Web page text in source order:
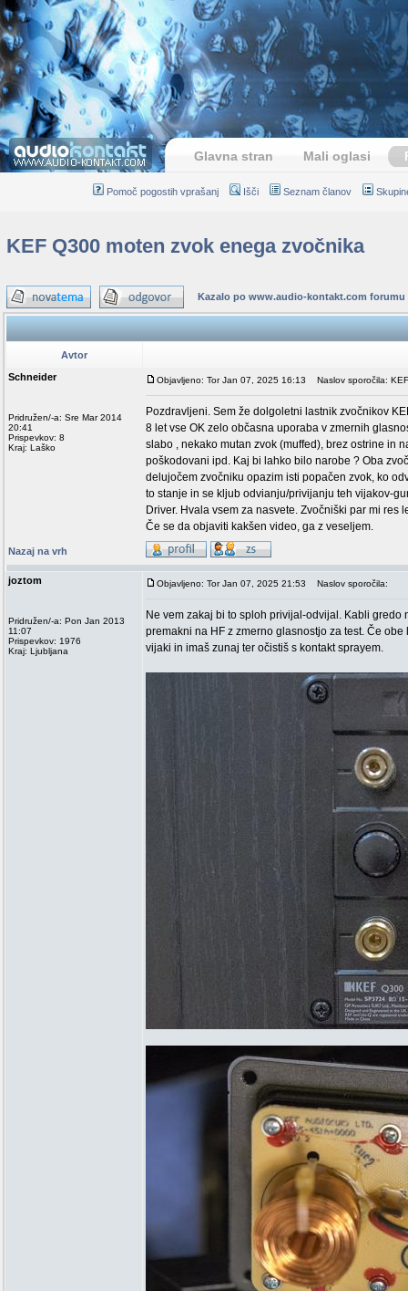
Glavna stran Mali oglasi
Pomoč pogostih vprašanj Išči Seznam članov
KEF Q300 moten zvok enega zvočnika
Kazalo po www.audio-kontakt.com forumu
Avtor
Schneider
Pridružen/-a: Sre Mar 2014
20:41
Prispevkov: 8
Kraj: Laško
Objavljeno: Tor Jan 07, 2025 16:13 Naslov sporočila:
Pozdravljeni. Sem že dolgoletni lastnik zvočnikov
8 let vse OK zelo občasna uporaba v zmernih
slabo , nekako mutan zvok (muffed), brez ostrine in
poškodovani ipd. Kaj bi lahko bilo narobe ? Oba
delujočem zvočniku opazim isti popačen zvok, ko
to stanje in se kljub odvianju/privijanju teh vijakov-
Driver. Hvala vsem za nasvete. Zvočniški par mi res
Če se da objaviti kakšen video, ga z veseljem.
Nazaj na vrh
joztom
Pridružen/-a: Pon Jan 2013
11:07
Prispevkov: 1976
Kraj: Ljubljana
Objavljeno: Tor Jan 07, 2025 21:53 Naslov sporočila:
Ne vem zakaj bi to sploh privijal-odvijal. Kabli
premakni na HF z zmerno glasnostjo za test. Če
vijaki in imaš zunaj ter očistiš s kontakt sprayem.